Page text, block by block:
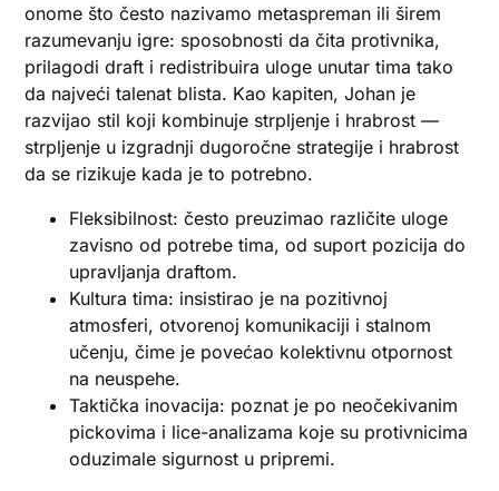
onome što često nazivamo metaspreman ili širem
razumevanju igre: sposobnosti da čita protivnika,
prilagodi draft i redistribuira uloge unutar tima tako
da najveći talenat blista. Kao kapiten, Johan je
razvijao stil koji kombinuje strpljenje i hrabrost —
strpljenje u izgradnji dugoročne strategije i hrabrost
da se rizikuje kada je to potrebno.
Fleksibilnost: često preuzimao različite uloge
zavisno od potrebe tima, od suport pozicija do
upravljanja draftom.
Kultura tima: insistirao je na pozitivnoj
atmosferi, otvorenoj komunikaciji i stalnom
učenju, čime je povećao kolektivnu otpornost
na neuspehe.
Taktička inovacija: poznat je po neočekivanim
pickovima i lice-analizama koje su protivnicima
oduzimale sigurnost u pripremi.